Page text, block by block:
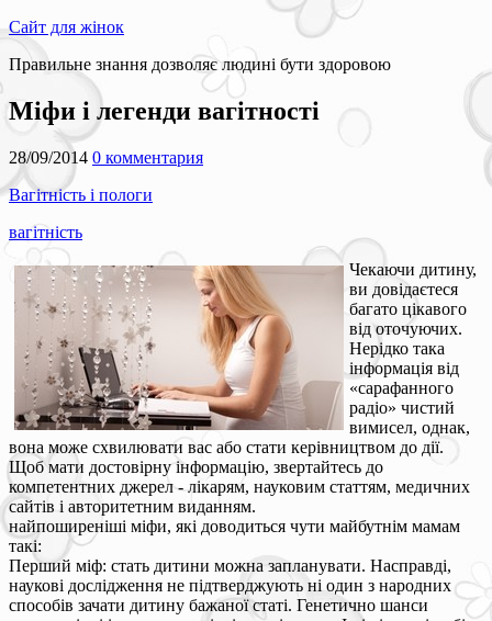
Сайт для жінок
Правильне знання дозволяє людині бути здоровою
Міфи і легенди вагітності
28/09/2014 0 комментария
Вагітність і пологи
вагітність
Чекаючи дитину,
ви довідаєтеся
багато цікавого
від оточуючих.
Нерідко така
інформація від
«сарафанного
радіо» чистий
вимисел, однак,
вона може схвилювати вас або стати керівництвом до дії.
Щоб мати достовірну інформацію, звертайтесь до
компетентних джерел - лікарям, науковим статтям, медичних
сайтів і авторитетним виданням.
найпоширеніші міфи, які доводиться чути майбутнім мамам
такі:
Перший міф: стать дитини можна запланувати. Насправді,
наукові дослідження не підтверджують ні один з народних
способів зачати дитину бажаної статі. Генетично шанси